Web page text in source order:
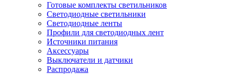
Готовые комплекты светильников
Светодиодные светильники
Светодиодные ленты
Профили для светодиодных лент
Источники питания
Аксессуары
Выключатели и датчики
Распродажа